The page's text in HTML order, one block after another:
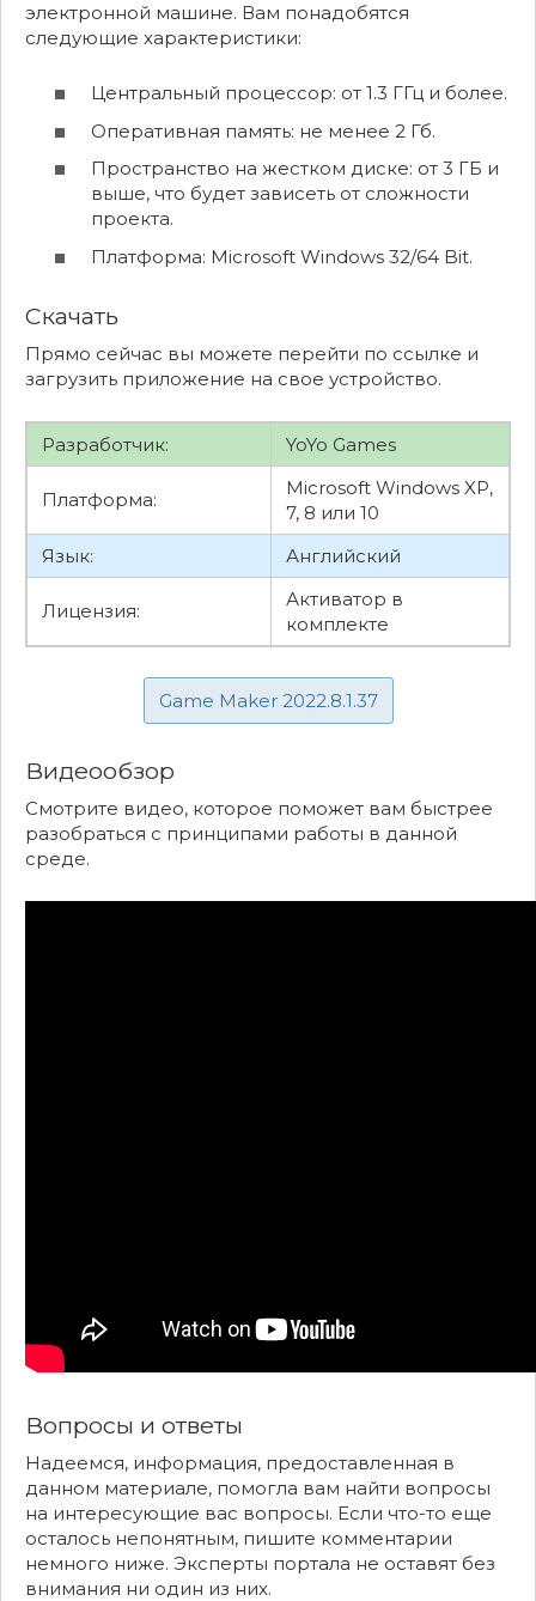
электронной машине. Вам понадобятся
следующие характеристики:
Центральный процессор: от 1.3 ГГц и более.
Оперативная память: не менее 2 Гб.
Пространство на жестком диске: от 3 ГБ и
выше, что будет зависеть от сложности
проекта.
Платформа: Microsoft Windows 32/64 Bit.
Скачать
Прямо сейчас вы можете перейти по ссылке и
загрузить приложение на свое устройство.
Разработчик: YoYo Games
Платформа:
Microsoft Windows XP,
7, 8 или 10
Язык:
Английский
Лицензия:
Активатор в
комплекте
Game Maker 2022.8.1.37
Видеообзор
Смотрите видео, которое поможет вам быстрее
разобраться с принципами работы в данной
среде.
Вопросы и ответы
Надеемся, информация, предоставленная в
данном материале, помогла вам найти вопросы
на интересующие вас вопросы. Если что-то еще
осталось непонятным, пишите комментарии
немного ниже. Эксперты портала не оставят без
внимания ни один из них.